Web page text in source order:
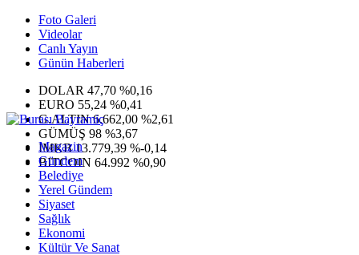
Foto Galeri
Videolar
Canlı Yayın
Günün Haberleri
DOLAR 47,70 %0,16
EURO 55,24 %0,41
G.ALTIN6.662,00 %2,61
GÜMÜŞ 98 %3,67
IMKB13.779,39 %-0,14
BITCOIN 64.992 %0,90
Magazin
Gündem
Belediye
Yerel Gündem
Siyaset
Sağlık
Ekonomi
Kültür Ve Sanat